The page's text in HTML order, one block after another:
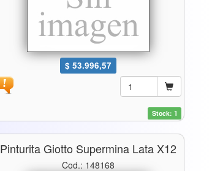
$ 53.996,57
Stock: 1
Pinturita Giotto Supermina Lata X12
Cod.: 148168